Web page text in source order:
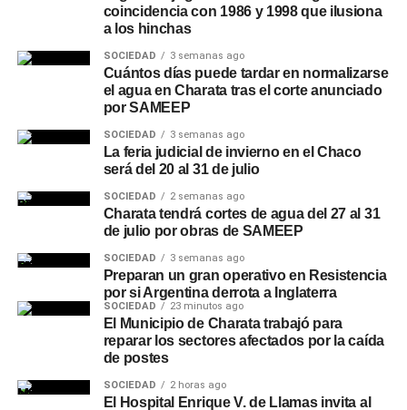
coincidencia con 1986 y 1998 que ilusiona
a los hinchas
SOCIEDAD 3 semanas ago
Cuántos días puede tardar en normalizarse
el agua en Charata tras el corte anunciado
por SAMEEP
SOCIEDAD 3 semanas ago
La feria judicial de invierno en el Chaco
será del 20 al 31 de julio
SOCIEDAD 2 semanas ago
Charata tendrá cortes de agua del 27 al 31
de julio por obras de SAMEEP
SOCIEDAD 3 semanas ago
Preparan un gran operativo en Resistencia
por si Argentina derrota a Inglaterra
SOCIEDAD 23 minutos ago
El Municipio de Charata trabajó para
reparar los sectores afectados por la caída
de postes
SOCIEDAD 2 horas ago
El Hospital Enrique V. de Llamas invita al